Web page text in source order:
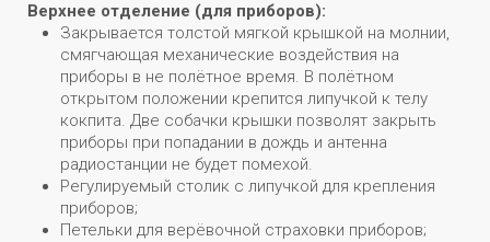
Верхнее отделение (для приборов):
Закрывается толстой мягкой крышкой на молнии,
смягчающая механические воздействия на
приборы в не полётное время. В полётном
открытом положении крепится липучкой к телу
кокпита. Две собачки крышки позволят закрыть
приборы при попадании в дождь и антенна
радиостанции не будет помехой.
Регулируемый столик с липучкой для крепления
приборов;
Петельки для верёвочной страховки приборов;